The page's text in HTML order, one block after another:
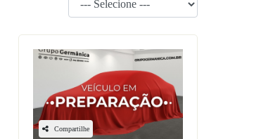
Compartilhe